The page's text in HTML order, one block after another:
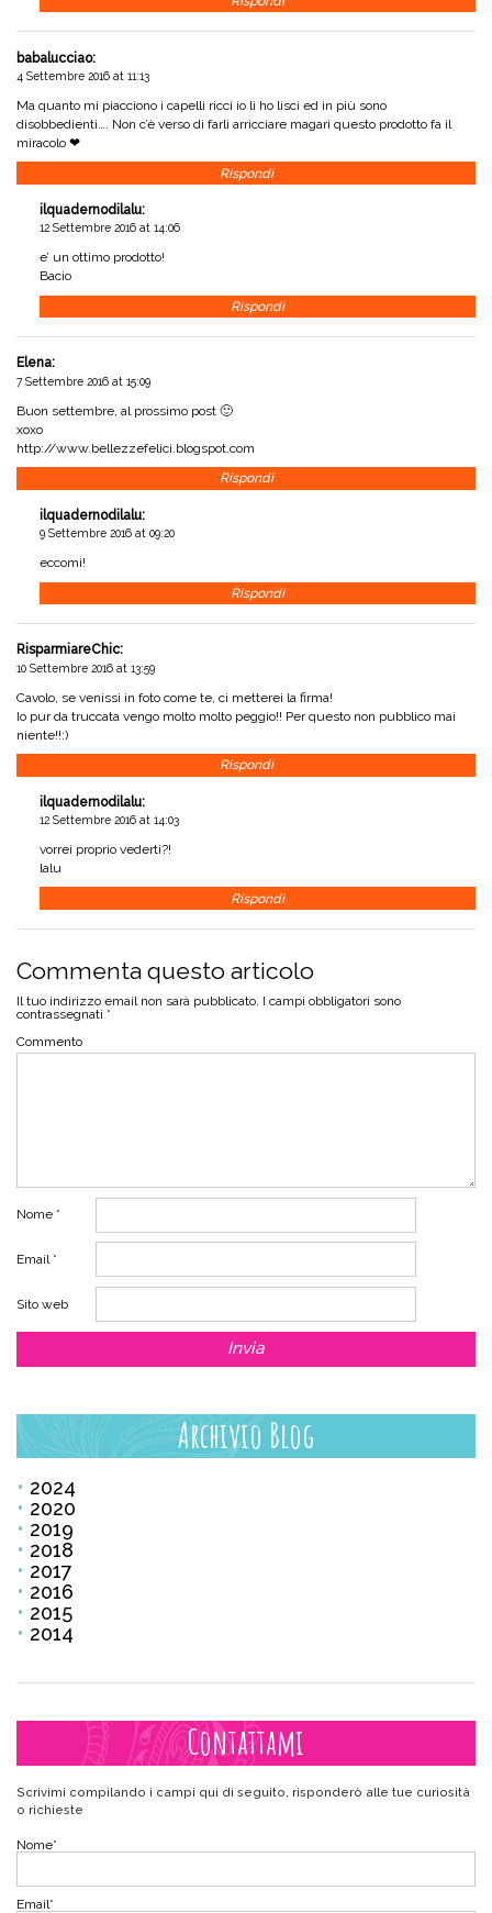
babalucciao:
4 Settembre 2016 at 11:13
Ma quanto mi piacciono i capelli ricci io li ho lisci ed in più sono
disobbedienti…. Non c’è verso di farli arricciare magari questo prodotto fa il
miracolo ❤
Rispondi
ilquadernodilalu:
12 Settembre 2016 at 14:06
e’ un ottimo prodotto!
Bacio
Rispondi
Elena:
7 Settembre 2016 at 15:09
Buon settembre, al prossimo post 🙂
xoxo
http://www.bellezzefelici.blogspot.com
Rispondi
ilquadernodilalu:
9 Settembre 2016 at 09:20
eccomi!
Rispondi
RisparmiareChic:
10 Settembre 2016 at 13:59
Cavolo, se venissi in foto come te, ci metterei la firma!
Io pur da truccata vengo molto molto peggio!! Per questo non pubblico mai
niente!!:)
Rispondi
ilquadernodilalu:
12 Settembre 2016 at 14:03
vorrei proprio vederti?!
lalu
Rispondi
Commenta questo articolo
Il tuo indirizzo email non sarà pubblicato. I campi obbligatori sono
contrassegnati *
Commento
Nome *
Email *
Sito web
Archivio Blog
2024
2020
2019
2018
2017
2016
2015
2014
Contattami
Scrivimi compilando i campi qui di seguito, risponderò alle tue curiosità
o richieste
Nome*
Email*